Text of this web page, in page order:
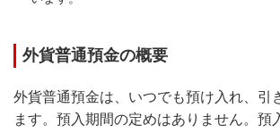
外貨普通預金の概要
外貨普通預金は、いつでも預け入れ、引
ます。預入期間の定めはありません。預